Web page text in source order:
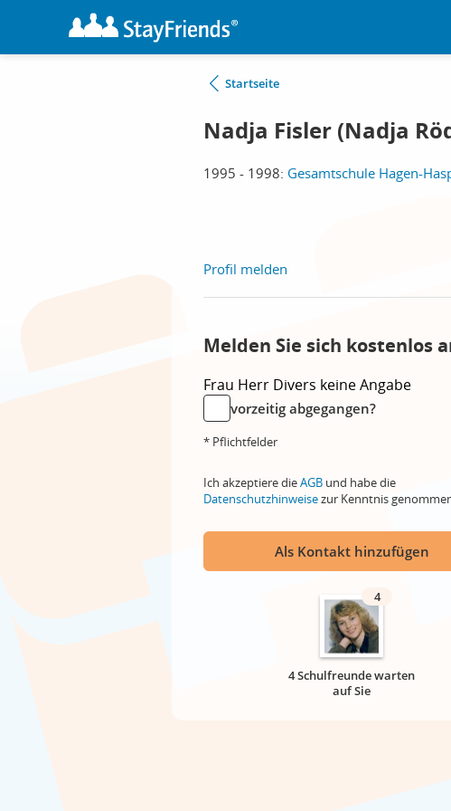
Startseite
Nadja Fisler (Nadja
1995 - 1998: Gesamtschule Hagen-
Profil melden
Melden Sie sich kostenlos
Frau Herr Divers keine Angabe
vorzeitig abgegangen?
* Pflichtfelder
Ich akzeptiere dieAGB und habe die
Datenschutzhinweisezur Kenntnis
Als Kontakt hinzufügen
4
4 Schulfreunde warten
auf Sie